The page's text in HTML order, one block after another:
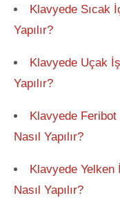
Klavyede Sıcak
Yapılır?
Klavyede Uçak
Yapılır?
Klavyede
Nasıl Yapılır?
Klavyede
Nasıl Yapılır?